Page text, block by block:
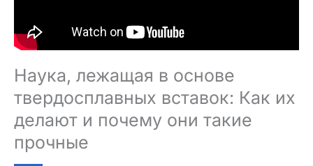
Наука, лежащая в основе
твердосплавных вставок: Как их
делают и почему они такие
прочные